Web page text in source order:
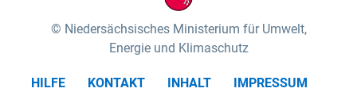
Niedersächsisches Ministerium für Umwelt,
Energie und Klimaschutz
HILFE KONTAKT INHALT
IMPRESSUM